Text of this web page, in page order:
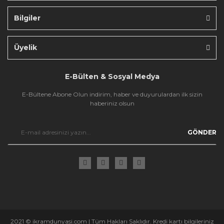
Bilgiler
Üyelik
E-Bülten & Sosyal Medya
E-Bültene Abone Olun indirim, haber ve duyurulardan ilk sizin
haberiniz olsun
GÖNDER
2021 © ikramdunyasi.com | Tüm Hakları Saklıdır. Kredi kartı bilgileriniz